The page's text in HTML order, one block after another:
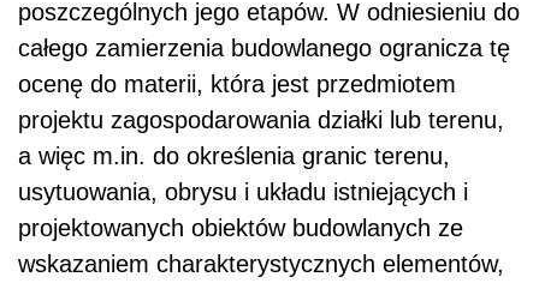
poszczególnych jego etapów. W odniesieniu do
całego zamierzenia budowlanego ogranicza tę
ocenę do materii, która jest przedmiotem
projektu zagospodarowania działki lub terenu,
a więc m.in. do określenia granic terenu,
usytuowania, obrysu i układu istniejących i
projektowanych obiektów budowlanych ze
wskazaniem charakterystycznych elementów,